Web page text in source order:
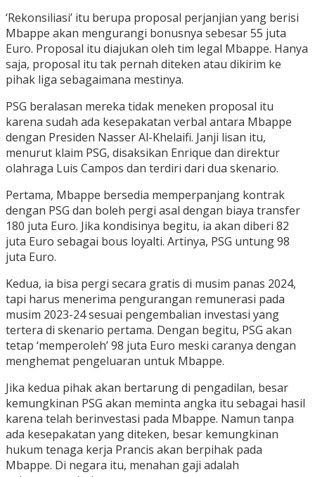
‘Rekonsiliasi’ itu berupa proposal perjanjian yang berisi
Mbappe akan mengurangi bonusnya sebesar 55 juta
Euro. Proposal itu diajukan oleh tim legal Mbappe. Hanya
saja, proposal itu tak pernah diteken atau dikirim ke
pihak liga sebagaimana mestinya.
PSG beralasan mereka tidak meneken proposal itu
karena sudah ada kesepakatan verbal antara Mbappe
dengan Presiden Nasser Al-Khelaifi. Janji lisan itu,
menurut klaim PSG, disaksikan Enrique dan direktur
olahraga Luis Campos dan terdiri dari dua skenario.
Pertama, Mbappe bersedia memperpanjang kontrak
dengan PSG dan boleh pergi asal dengan biaya transfer
180 juta Euro. Jika kondisinya begitu, ia akan diberi 82
juta Euro sebagai bous loyalti. Artinya, PSG untung 98
juta Euro.
Kedua, ia bisa pergi secara gratis di musim panas 2024,
tapi harus menerima pengurangan remunerasi pada
musim 2023-24 sesuai pengembalian investasi yang
tertera di skenario pertama. Dengan begitu, PSG akan
tetap ‘memperoleh’ 98 juta Euro meski caranya dengan
menghemat pengeluaran untuk Mbappe.
Jika kedua pihak akan bertarung di pengadilan, besar
kemungkinan PSG akan meminta angka itu sebagai hasil
karena telah berinvestasi pada Mbappe. Namun tanpa
ada kesepakatan yang diteken, besar kemungkinan
hukum tenaga kerja Prancis akan berpihak pada
Mbappe. Di negara itu, menahan gaji adalah